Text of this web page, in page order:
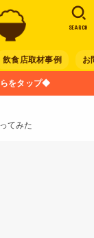
飲食店取材事例 お
SEARCH
をタップ◆
てみた